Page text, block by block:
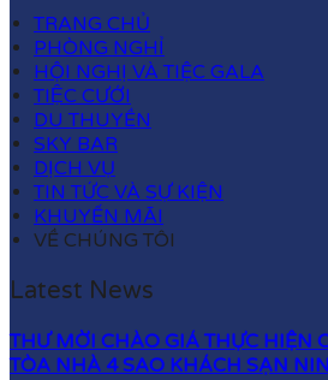
TRANG CHỦ
PHÒNG NGHỈ
HỘI NGHỊ VÀ TIỆC GALA
TIỆC CƯỚI
DU THUYỀN
SKY BAR
DỊCH VỤ
TIN TỨC VÀ SỰ KIỆN
KHUYẾN MÃI
VỀ CHÚNG TÔI
Latest News
THƯ MỜI CHÀO GIÁ THỰC HIỆN
TÒA NHÀ 4 SAO KHÁCH SẠN